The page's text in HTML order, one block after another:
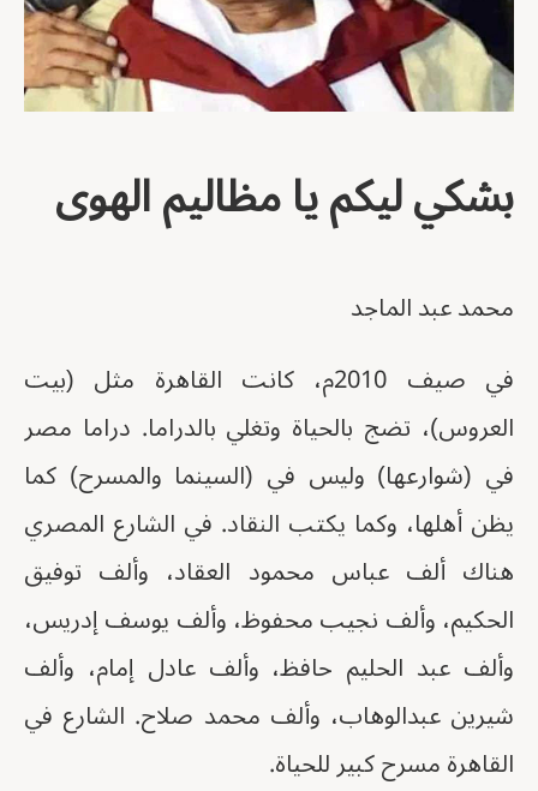
بشكي ليكم يا مظاليم الهوى
محمد عبد الماجد
في صيف 2010م، كانت القاهرة مثل (بيت
العروس)، تضج بالحياة وتغلي بالدراما. دراما مصر
في (شوارعها) وليس في (السينما والمسرح) كما
يظن أهلها، وكما يكتب النقاد. في الشارع المصري
هناك ألف عباس محمود العقاد، وألف توفيق
الحكيم، وألف نجيب محفوظ، وألف يوسف إدريس،
وألف عبد الحليم حافظ، وألف عادل إمام، وألف
شيرين عبدالوهاب، وألف محمد صلاح. الشارع في
القاهرة مسرح كبير للحياة.